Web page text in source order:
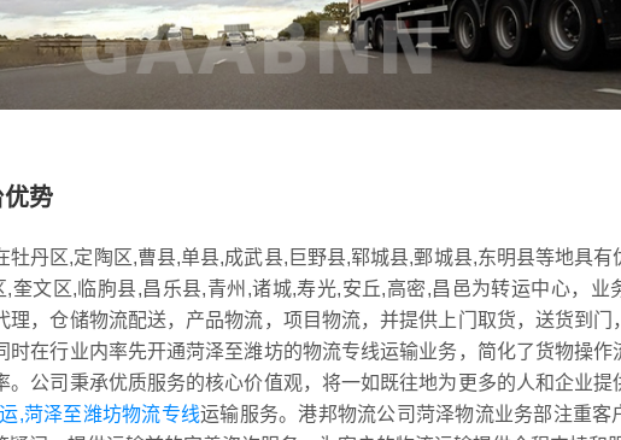
势
牡丹区,定陶区,曹县,单县,成武县,巨野县,郓城县,鄄城县,东明县等地具有
奎文区,临朐县,昌乐县,青州,诸城,寿光,安丘,高密,昌邑为转运中心，业
理，仓储物流配送，产品物流，项目物流，并提供上门取货，送货到门
时在行业内率先开通菏泽至潍坊的物流专线运输业务，简化了货物操作
。公司秉承优质服务的核心价值观，将一如既往地为更多的人和企业提
,菏泽至潍坊物流专线运输服务。港邦物流公司菏泽物流业务部注重客